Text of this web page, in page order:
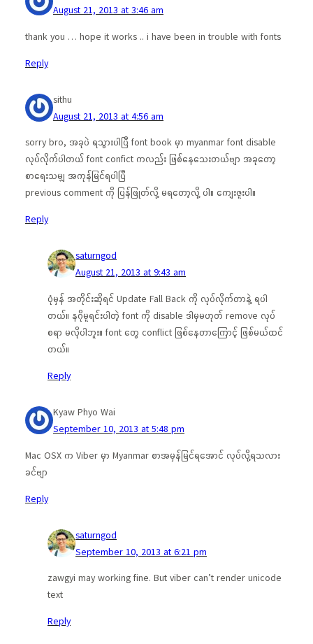
August 21, 2013 at 3:46 am
thank you … hope it works .. i have been in trouble with fonts
Reply
sithu
August 21, 2013 at 4:56 am
sorry bro, အခုပဲ ရသွားပါပြီ font book မှာ myanmar font disable
လုပ်လိုက်ပါတယ် font confict ကလည်း ဖြစ်နေသေးတယ်ဗျာ အခုတော့
စာရေးသမျှ အကုန်မြင်ရပါပြီ
previous comment ကို ပြန်ဖြုတ်လို့ မရတော့လို့ ပါ။ ကျေးဇူးပါ။
Reply
saturngod
August 21, 2013 at 9:43 am
ပုံမှန် အတိုင်းဆိုရင် Update Fall Back ကို လုပ်လိုက်တာနဲ့ ရပါ
တယ်။ နဂိုမူရင်းပါတဲ့ font ကို disable ဒါမှမဟုတ် remove လုပ်
စရာ မလိုပါဘူး။ font တွေ conflict ဖြစ်နေတာကြောင့် ဖြစ်မယ်ထင်
တယ်။
Reply
Kyaw Phyo Wai
September 10, 2013 at 5:48 pm
Mac OSX က Viber မှာ Myanmar စာအမှန်မြင်ရအောင် လုပ်လို့ရသလား
ခင်ဗျာ
Reply
saturngod
September 10, 2013 at 6:21 pm
zawgyi may working fine. But viber can’t render unicode
text
Reply